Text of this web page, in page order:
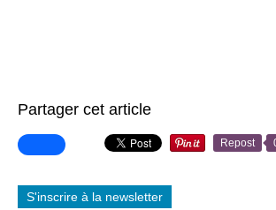
Partager cet article
Repost
S'inscrire à la newsletter